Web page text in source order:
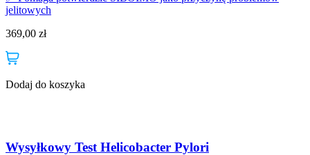
jelitowych
369,00 zł
Dodaj do koszyka
Wysyłkowy Test Helicobacter Pylori